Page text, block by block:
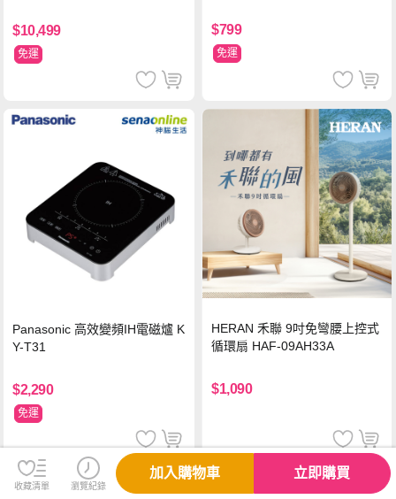
$10,499
免運
$799
免運
Panasonic 高效變頻IH電磁爐 K
Y-T31
$2,290
免運
HERAN 禾聯 9吋免彎腰上控式
循環扇 HAF-09AH33A
$1,090
收藏清單 瀏覽紀錄
加入購物車 立即購買